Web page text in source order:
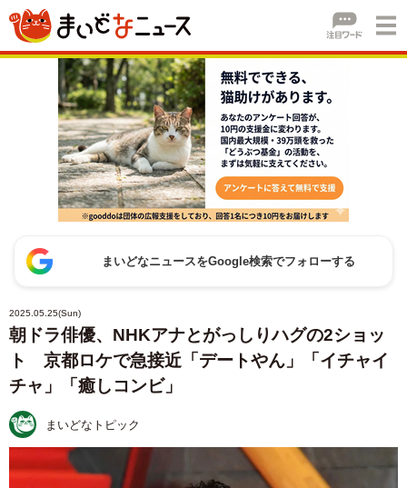
まいどなニュースをGoogle検索でフォローする
2025.05.25(Sun)
朝ドラ俳優、NHKアナとがっしりハグの2ショッ
ト 京都ロケで急接近「デートやん」「イチャイ
チャ」「癒しコンビ」
まいどなトピック